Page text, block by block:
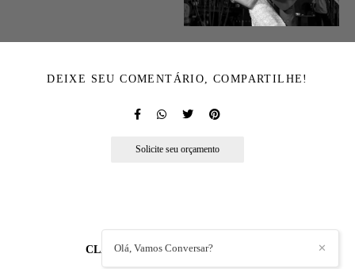
DEIXE SEU COMENTÁRIO, COMPARTILHE!
Solicite seu orçamento
CLAUDEMIR AZEVEDO/ ✕
Olá, Vamos Conversar?